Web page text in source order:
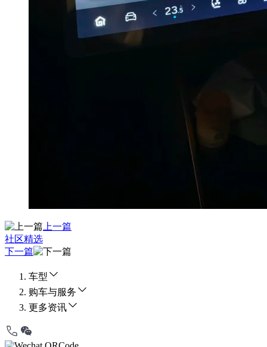
上一篇
社区精选
下一篇
车型
购车与服务
更多资讯